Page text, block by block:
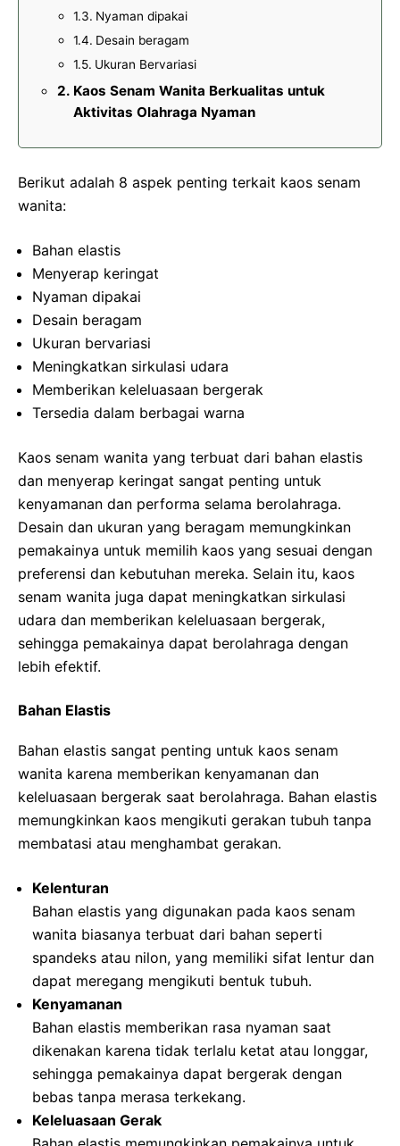
Nyaman dipakai
Desain beragam
Ukuran Bervariasi
Kaos Senam Wanita Berkualitas untuk
Aktivitas Olahraga Nyaman
Berikut adalah 8 aspek penting terkait kaos senam
wanita:
Bahan elastis
Menyerap keringat
Nyaman dipakai
Desain beragam
Ukuran bervariasi
Meningkatkan sirkulasi udara
Memberikan keleluasaan bergerak
Tersedia dalam berbagai warna
Kaos senam wanita yang terbuat dari bahan elastis
dan menyerap keringat sangat penting untuk
kenyamanan dan performa selama berolahraga.
Desain dan ukuran yang beragam memungkinkan
pemakainya untuk memilih kaos yang sesuai dengan
preferensi dan kebutuhan mereka. Selain itu, kaos
senam wanita juga dapat meningkatkan sirkulasi
udara dan memberikan keleluasaan bergerak,
sehingga pemakainya dapat berolahraga dengan
lebih efektif.
Bahan Elastis
Bahan elastis sangat penting untuk kaos senam
wanita karena memberikan kenyamanan dan
keleluasaan bergerak saat berolahraga. Bahan elastis
memungkinkan kaos mengikuti gerakan tubuh tanpa
membatasi atau menghambat gerakan.
Kelenturan
Bahan elastis yang digunakan pada kaos senam
wanita biasanya terbuat dari bahan seperti
spandeks atau nilon, yang memiliki sifat lentur dan
dapat meregang mengikuti bentuk tubuh.
Kenyamanan
Bahan elastis memberikan rasa nyaman saat
dikenakan karena tidak terlalu ketat atau longgar,
sehingga pemakainya dapat bergerak dengan
bebas tanpa merasa terkekang.
Keleluasaan Gerak